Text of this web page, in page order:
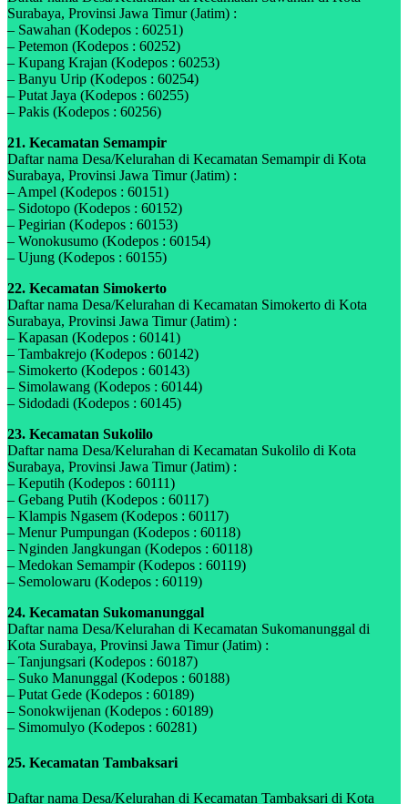
Surabaya, Provinsi Jawa Timur (Jatim) :
– Sawahan (Kodepos : 60251)
– Petemon (Kodepos : 60252)
– Kupang Krajan (Kodepos : 60253)
– Banyu Urip (Kodepos : 60254)
– Putat Jaya (Kodepos : 60255)
– Pakis (Kodepos : 60256)
21. Kecamatan Semampir
Daftar nama Desa/Kelurahan di Kecamatan Semampir di Kota
Surabaya, Provinsi Jawa Timur (Jatim) :
– Ampel (Kodepos : 60151)
– Sidotopo (Kodepos : 60152)
– Pegirian (Kodepos : 60153)
– Wonokusumo (Kodepos : 60154)
– Ujung (Kodepos : 60155)
22. Kecamatan Simokerto
Daftar nama Desa/Kelurahan di Kecamatan Simokerto di Kota
Surabaya, Provinsi Jawa Timur (Jatim) :
– Kapasan (Kodepos : 60141)
– Tambakrejo (Kodepos : 60142)
– Simokerto (Kodepos : 60143)
– Simolawang (Kodepos : 60144)
– Sidodadi (Kodepos : 60145)
23. Kecamatan Sukolilo
Daftar nama Desa/Kelurahan di Kecamatan Sukolilo di Kota
Surabaya, Provinsi Jawa Timur (Jatim) :
– Keputih (Kodepos : 60111)
– Gebang Putih (Kodepos : 60117)
– Klampis Ngasem (Kodepos : 60117)
– Menur Pumpungan (Kodepos : 60118)
– Nginden Jangkungan (Kodepos : 60118)
– Medokan Semampir (Kodepos : 60119)
– Semolowaru (Kodepos : 60119)
24. Kecamatan Sukomanunggal
Daftar nama Desa/Kelurahan di Kecamatan Sukomanunggal di
Kota Surabaya, Provinsi Jawa Timur (Jatim) :
– Tanjungsari (Kodepos : 60187)
– Suko Manunggal (Kodepos : 60188)
– Putat Gede (Kodepos : 60189)
– Sonokwijenan (Kodepos : 60189)
– Simomulyo (Kodepos : 60281)
25. Kecamatan Tambaksari
Daftar nama Desa/Kelurahan di Kecamatan Tambaksari di Kota